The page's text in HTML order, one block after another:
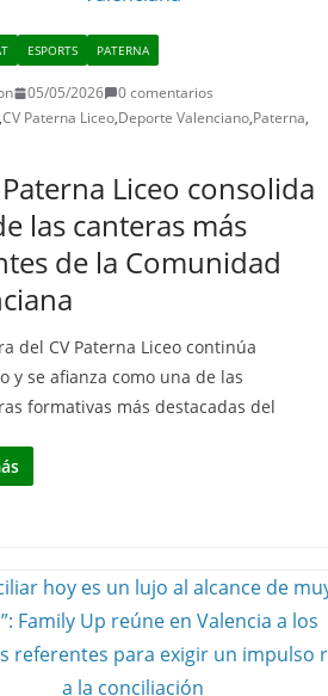
ESPORTS PATERNA
05/05/2026
0 comentarios
,CV Paterna Liceo,Deporte Valenciano,Paterna,
Paterna Liceo consolida
las canteras más
de la Comunidad
del CV Paterna Liceo continúa
y se afianza como una de las
formativas más destacadas del